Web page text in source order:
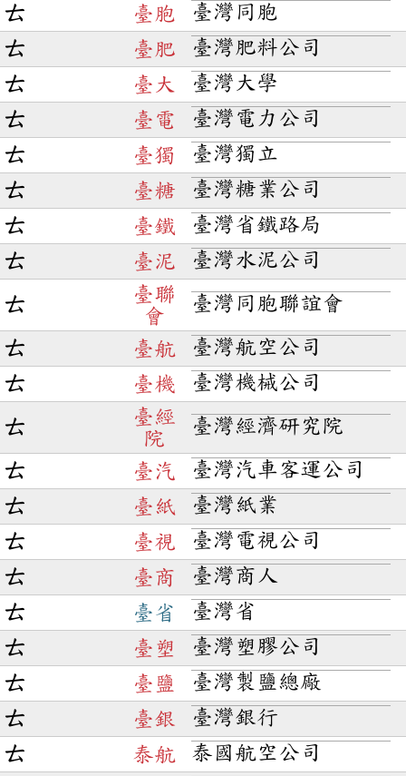
ㄊ 臺胞
臺灣同胞
ㄊ
臺肥
臺灣肥料公司
ㄊ
臺大
臺灣大學
ㄊ
臺電
臺灣電力公司
ㄊ
臺獨
臺灣獨立
ㄊ
臺糖
臺灣糖業公司
ㄊ
臺鐵
臺灣省鐵路局
ㄊ
臺泥 臺灣水泥公司
ㄊ
臺聯
會
臺灣同胞聯誼會
ㄊ 臺航
臺灣航空公司
ㄊ
臺機 臺灣機械公司
ㄊ
臺經
院
臺灣經濟研究院
ㄊ 臺汽
臺灣汽車客運公司
ㄊ
臺紙
臺灣紙業
ㄊ
臺視
臺灣電視公司
ㄊ
臺商
臺灣商人
ㄊ
臺省
臺灣省
ㄊ
臺塑
臺灣塑膠公司
ㄊ
臺鹽
臺灣製鹽總廠
ㄊ
臺銀
臺灣銀行
ㄊ
泰航
泰國航空公司